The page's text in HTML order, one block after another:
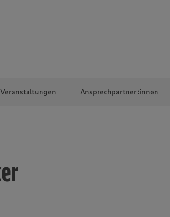
Veranstaltungen Ansprechpartner:innen
mit EDEKA